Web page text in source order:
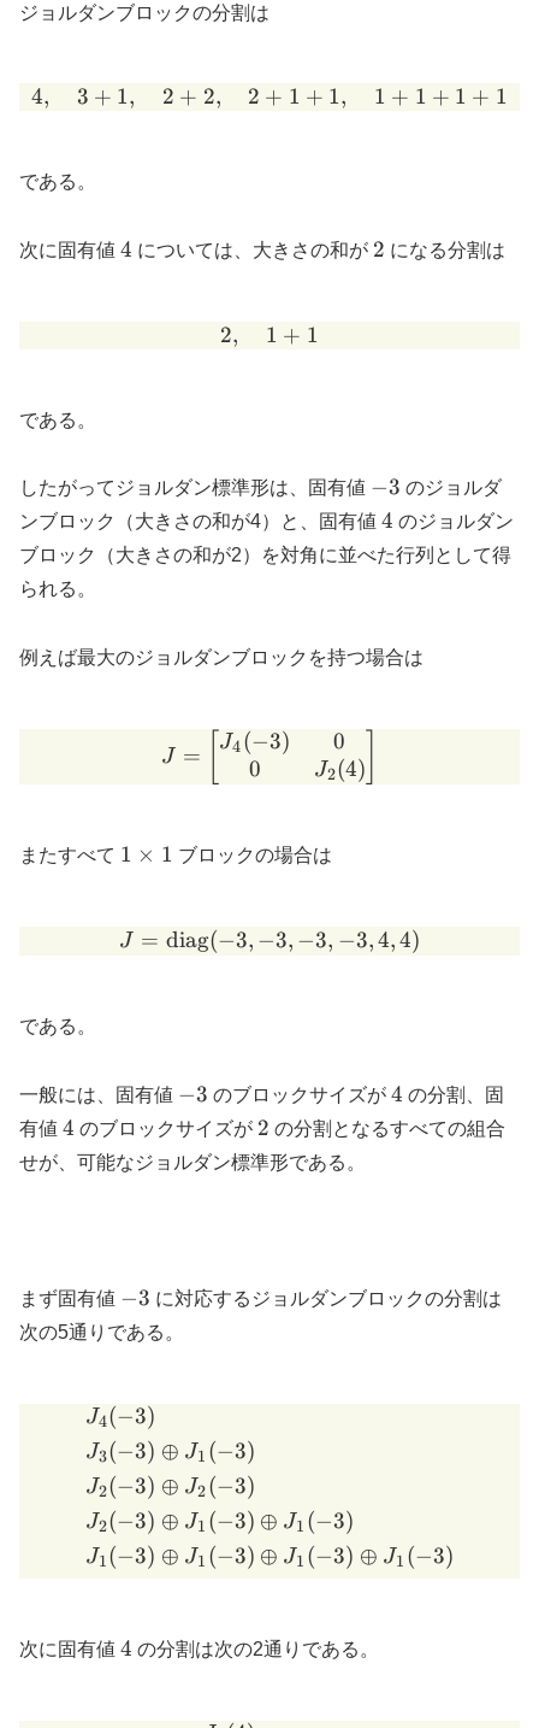
ジョルダンブロックの分割は
4,\quad 3+1,\quad
4, 3 + 1, 2 + 2, 2 + 1 + 1, 1 + 1 + 1 + 1
である。
次に固有値 4
4 については、大きさの和が 2
2 になる分割は
2,\quad 1+1
2, 1 + 1
である。
したがってジョルダン標準形は、固有値 -3
−3 のジョルダ
ンブロック（大きさの和が4）と、固有値 4
4 のジョルダン
ブロック（大きさの和が2）を対角に並べた行列として得
られる。
例えば最大のジョルダンブロックを持つ場合は
J= \begin{bmatrix}
J = J4(−3)
0
0
J2(4)
またすべて 1\times1
1 × 1 ブロックの場合は
J=\mathrm{diag}(-3,-3,-
J = diag(−3, −3, −3, −3,4,4)
である。
一般には、固有値 -3
−3 のブロックサイズが 4
4 の分割、固
有値 4
4 のブロックサイズが 2
2 の分割となるすべての組合
せが、可能なジョルダン標準形である。
まず固有値 -3
−3 に対応するジョルダンブロックの分割は
次の5通りである。
J4(−3)
J3(−3) ⊕ J1 (−3)
J2(−3) ⊕ J2(−3)
J2(−3) ⊕ J1 (−3) ⊕ J1 (−3)
J1(−3) ⊕ J1 (−3) ⊕ J1 (−3) ⊕ J1 (−3)
次に固有値 4
4 の分割は次の2通りである。